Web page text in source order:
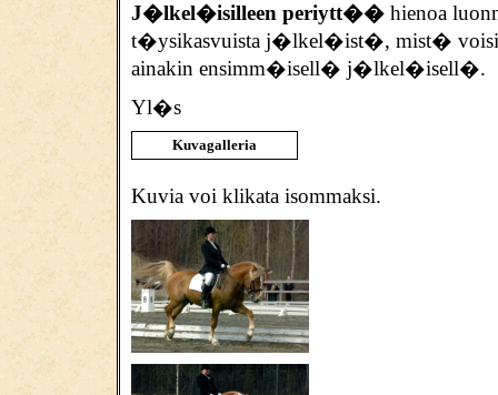
J�lkel�isilleen periytt��hienoa
t�ysikasvuista j�lkel�ist�, mist� voisi
ainakin ensimm�isell� j�lkel�isell�.
Yl�s
Kuvagalleria
Kuvia voi klikata isommaksi.